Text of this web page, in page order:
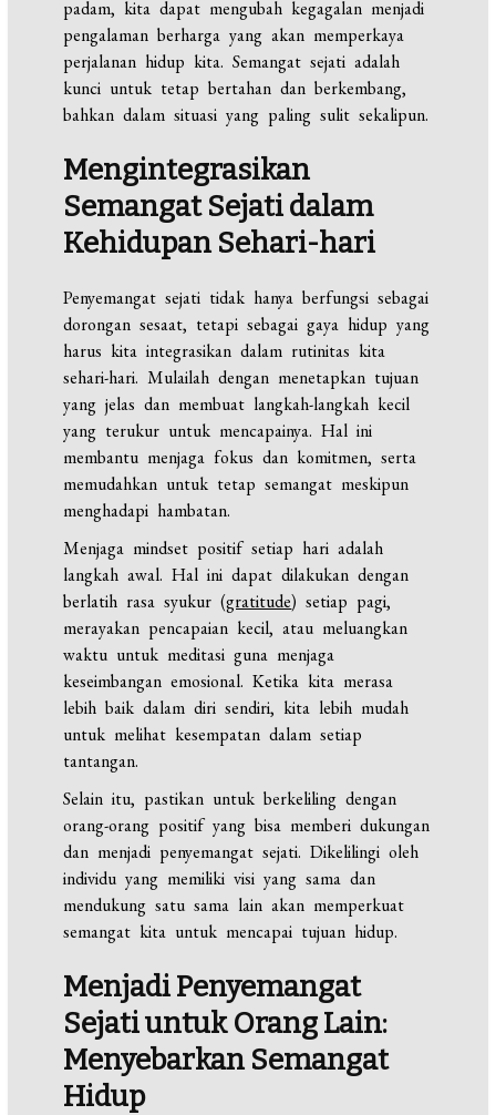
padam, kita dapat mengubah kegagalan menjadi
pengalaman berharga yang akan memperkaya
perjalanan hidup kita. Semangat sejati adalah
kunci untuk tetap bertahan dan berkembang,
bahkan dalam situasi yang paling sulit sekalipun.
Mengintegrasikan
Semangat Sejati dalam
Kehidupan Sehari-hari
Penyemangat sejati tidak hanya berfungsi sebagai
dorongan sesaat, tetapi sebagai gaya hidup yang
harus kita integrasikan dalam rutinitas kita
sehari-hari. Mulailah dengan menetapkan tujuan
yang jelas dan membuat langkah-langkah kecil
yang terukur untuk mencapainya. Hal ini
membantu menjaga fokus dan komitmen, serta
memudahkan untuk tetap semangat meskipun
menghadapi hambatan.
Menjaga mindset positif setiap hari adalah
langkah awal. Hal ini dapat dilakukan dengan
berlatih rasa syukur (gratitude) setiap pagi,
merayakan pencapaian kecil, atau meluangkan
waktu untuk meditasi guna menjaga
keseimbangan emosional. Ketika kita merasa
lebih baik dalam diri sendiri, kita lebih mudah
untuk melihat kesempatan dalam setiap
tantangan.
Selain itu, pastikan untuk berkeliling dengan
orang-orang positif yang bisa memberi dukungan
dan menjadi penyemangat sejati. Dikelilingi oleh
individu yang memiliki visi yang sama dan
mendukung satu sama lain akan memperkuat
semangat kita untuk mencapai tujuan hidup.
Menjadi Penyemangat
Sejati untuk Orang Lain:
Menyebarkan Semangat
Hidup